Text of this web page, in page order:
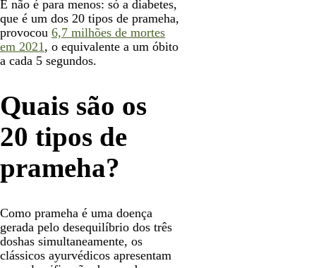
E não é para menos: só a diabetes,
que é um dos 20 tipos de prameha,
provocou 6,7 milhões de mortes
em 2021 , o equivalente a um óbito
a cada 5 segundos.
Quais são os
20 tipos de
prameha?
Como prameha é uma doença
gerada pelo desequilíbrio dos três
doshas simultaneamente, os
clássicos ayurvédicos apresentam